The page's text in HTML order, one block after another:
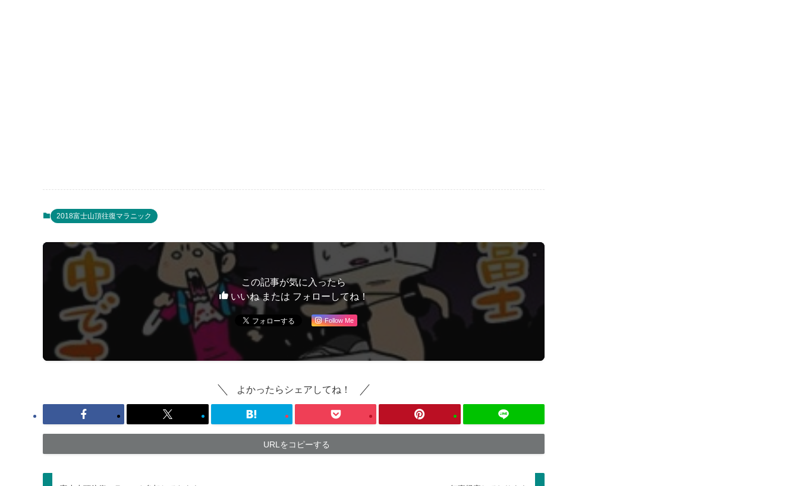
2018富士山頂往復マラニック
この記事が気に入ったら
いいね または フォローしてね！
Follow Me
よかったらシェアしてね！
URLをコピーする